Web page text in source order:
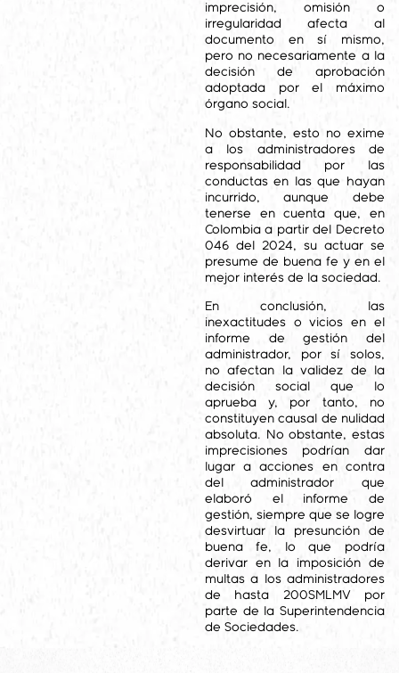
imprecisión, omisión o
irregularidad afecta al
documento en sí mismo,
pero no necesariamente a la
decisión de aprobación
adoptada por el máximo
órgano social.
No obstante, esto no exime
a los administradores de
responsabilidad por las
conductas en las que hayan
incurrido, aunque debe
tenerse en cuenta que, en
Colombia a partir del Decreto
046 del 2024, su actuar se
presume de buena fe y en el
mejor interés de la sociedad.
En conclusión, las
inexactitudes o vicios en el
informe de gestión del
administrador, por sí solos,
no afectan la validez de la
decisión social que lo
aprueba y, por tanto, no
constituyen causal de nulidad
absoluta. No obstante, estas
imprecisiones podrían dar
lugar a acciones en contra
del administrador que
elaboró el informe de
gestión, siempre que se logre
desvirtuar la presunción de
buena fe, lo que podría
derivar en la imposición de
multas a los administradores
de hasta 200SMLMV por
parte de la Superintendencia
de Sociedades.